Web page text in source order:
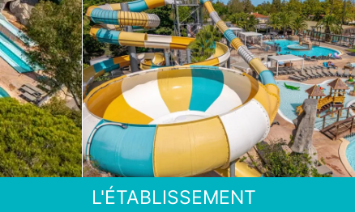
L'ÉTABLISSEMENT